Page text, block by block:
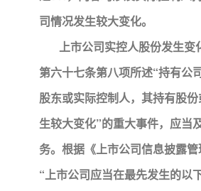
司情况发生较大变化。
上市公司实控人股份发生变
第六十七条第八项所述“持有公
股东或实际控制人，其持有股
生较大变化”的重大事件，应当
务。根据《上市公司信息披露
“上市公司应当在最先发生的以